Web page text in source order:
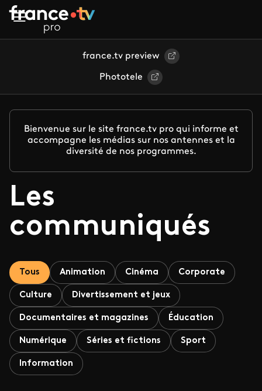
Aller au contenu principal
france.tv preview
Phototele
Bienvenue sur le site france.tv pro qui informe et
accompagne les médias sur nos antennes et la
diversité de nos programmes.
Les
communiqués
Tous Animation Cinéma Corporate
Culture Divertissement et jeux
Documentaires et magazines Éducation
Numérique Séries et fictions Sport
Information